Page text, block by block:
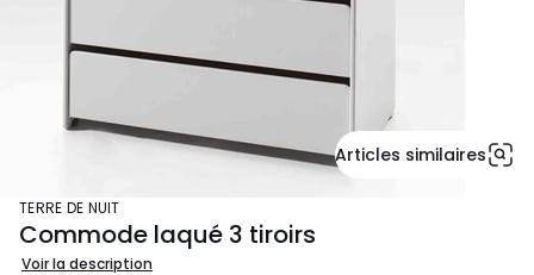
Articles similaires
TERRE DE NUIT
Commode laqué 3 tiroirs
Voir la description